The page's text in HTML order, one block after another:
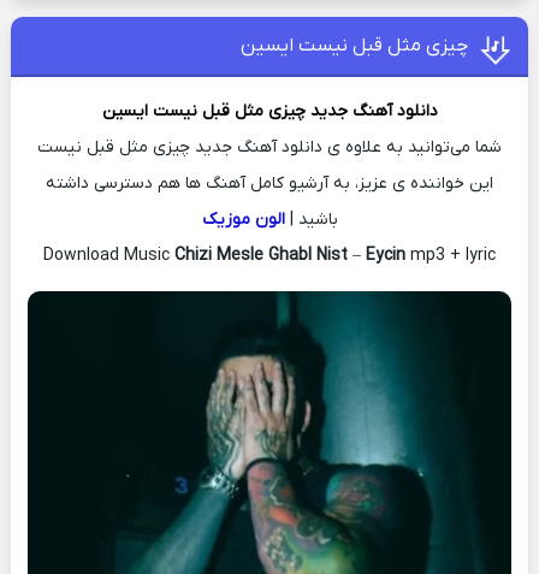
چیزی مثل قبل نیست ایسین
دانلود آهنگ جدید چیزی مثل قبل نیستایسین
شما می‌توانید به علاوه ی دانلود آهنگ جدید چیزی مثل قبل نیست
این خواننده ی عزیز، به آرشیو کامل آهنگ ها هم دسترسی داشته
باشید |الون موزیک
Download Music Chizi Mesle Ghabl Nist – Eycin mp3 + lyric